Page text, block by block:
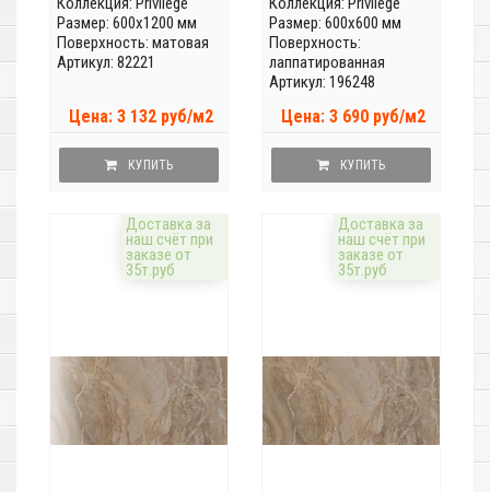
Размер: 600x1200 мм
Поверхность: матовая
Артикул: 82221
Цена: 3 132 руб/м2
КУПИТЬ
Размер: 600x600 мм
Поверхность:
лаппатированная
Артикул: 196248
Цена: 3 690 руб/м2
КУПИТЬ
Доставка за
наш счёт при
заказе от
35т.руб
Доставка за
наш счёт при
заказе от
35т.руб